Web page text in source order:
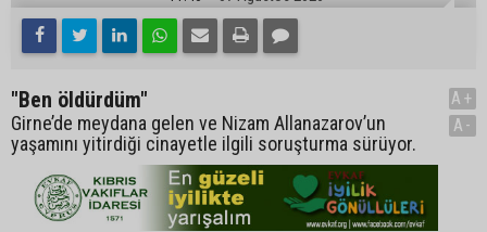
"Ben öldürdüm"
Girne’de meydana gelen ve Nizam Allanazarov’un
yaşamını yitirdiği cinayetle ilgili soruşturma sürüyor.
A+
A-